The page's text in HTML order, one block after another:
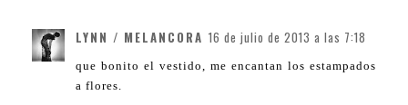
LYNN / MELANCORA 16 de julio de 2013 a las 7:18
que bonito el vestido, me encantan los estampados
a flores.